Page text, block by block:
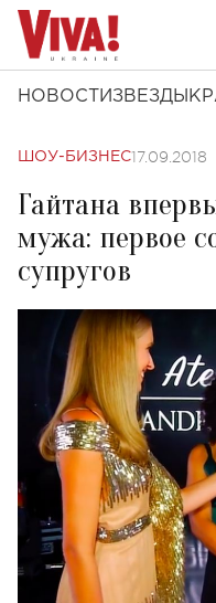
НОВОСТИ ЗВЕЗДЫ
ШОУ-БИЗНЕС17.09.2018
Гайтана
мужа: первое
супругов